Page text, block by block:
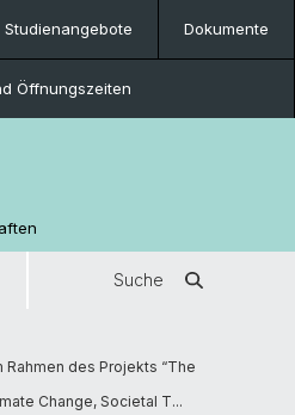
Studienangebote Dokumente
Öffnungszeiten
Suche
des Projekts “The
Change, Societal T...